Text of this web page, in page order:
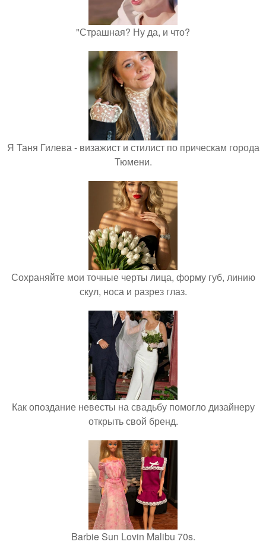
"Страшная? Ну да, и что?
Я Таня Гилева - визажист и стилист по прическам города
Тюмени.
Сохраняйте мои точные черты лица, форму губ, линию
скул, носа и разрез глаз.
Как опоздание невесты на свадьбу помогло дизайнеру
открыть свой бренд.
Barbie Sun Lovin Malibu 70s.